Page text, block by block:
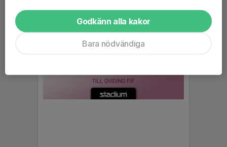
Godkänn alla kakor
Bara nödvändiga